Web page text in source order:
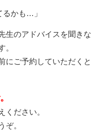
るかも…」
生のアドバイスを聞きな
。
にご予約していただくと
ください。
ぞ。